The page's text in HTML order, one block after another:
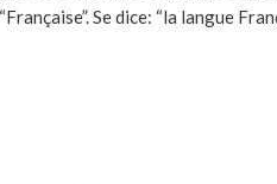
Se dice: “la langue